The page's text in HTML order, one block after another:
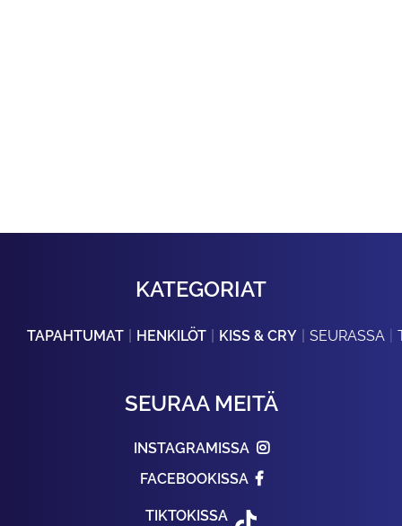
KATEGORIAT
TAPAHTUMAT HENKILÖT KISS & CRY SEURASSA
SEURAA MEITÄ
INSTAGRAMISSA
FACEBOOKISSA
TIKTOKISSA